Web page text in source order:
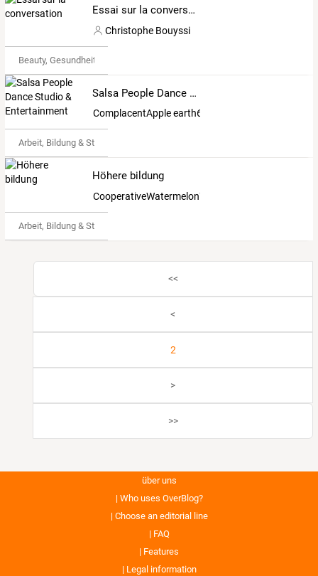
Essai sur la conversation
Christophe Bouyssi
Beauty, Gesundheit & Fitness
Salsa People Dance Studio & Entertainment
ComplacentApple earth6509556
Arbeit, Bildung & Studium
Höhere bildung
CooperativeWatermelon7608071
Arbeit, Bildung & Studium
<<
<
2
>
>>
über uns
Who uses OverBlog?
Choose an editorial line
FAQ
Features
Legal information